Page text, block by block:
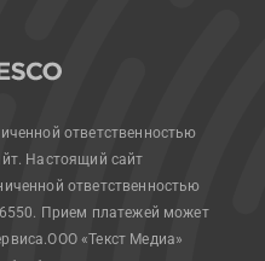
ответственностью
Настоящий сайт
ответственностью
Прием платежей может
ООО «Текст Медиа»